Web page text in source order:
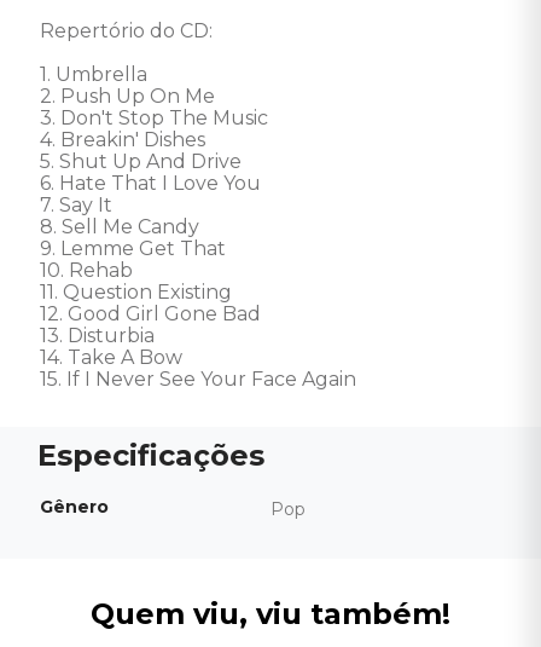
Repertório do CD:
1. Umbrella
2. Push Up On Me
3. Don't Stop The Music
4. Breakin' Dishes
5. Shut Up And Drive
6. Hate That I Love You
7. Say It
8. Sell Me Candy
9. Lemme Get That
10. Rehab
11. Question Existing
12. Good Girl Gone Bad
13. Disturbia
14. Take A Bow
15. If I Never See Your Face Again
Gênero Pop
Quem viu, viu também!